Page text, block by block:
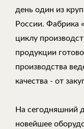
день один из
России. Фабрика
циклу
продукции
производства
качества - от
На сегодняшний
новейшее